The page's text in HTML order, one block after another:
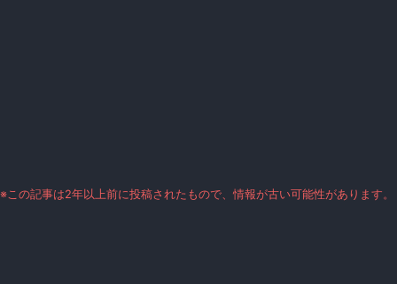
※この記事は2年以上前に投稿されたもので、情報が古い可能性があります。